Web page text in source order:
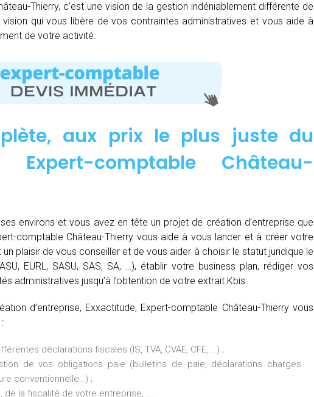
Thierry, c’est une vision de la gestion indéniablement différente de
qui vous libère de vos contraintes administratives et vous aide à
de votre activité.
aux prix le plus juste du
comptable Château-
environs et vous avez en tête un projet de création d’entreprise que
comptable Château-Thierry vous aide à vous lancer et à créer votre
plaisir de vous conseiller et de vous aider à choisir le statut juridique le
EURL, SASU, SAS, SA, …), établir votre business plan, rédiger vos
administratives jusqu’à l’obtention de votre extrait Kbis.
d’entreprise, Exxactitude, Expert-comptable Château-Thierry vous
déclarations fiscales (IS, TVA, CVAE, CFE, …) ;
de vos obligations paie (bulletins de paie, déclarations charges
conventionnelle…) ;
de la fiscalité de votre entreprise, ….